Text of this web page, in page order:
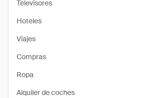
Televisores
Hoteles
Viajes
Compras
Ropa
Alquiler de coches